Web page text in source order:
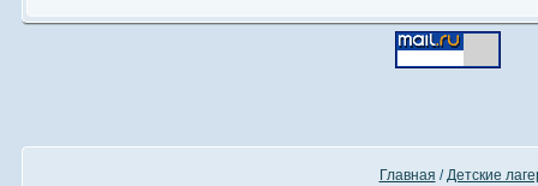
Главная /Детские